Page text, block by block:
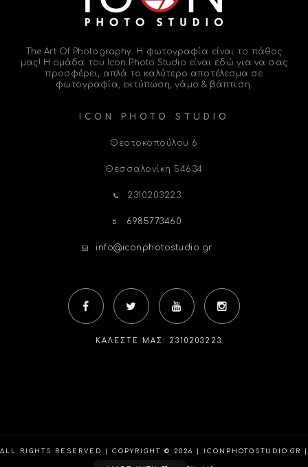
The Art Of Photography. Η φωτογραφία είναι το πάθος
μας! Η ομάδα του
Icon Photo Studio είναι εδώ για να σας
προσφέρει, απλά το καλύτερο αποτέλεσμα σε
φωτογραφία, εκτύπωση, γάμο & βάπτιση.
ICON PHOTO STUDIO
Θεοτοκοπούλου 6
Θεσσαλονίκη 54634
2310203223
6985773460
info@iconphotostudio.gr
ΚΑΛΈΣΤΕ ΜΑΣ: 2310203223
ALL RIGHTS RESERVED | COPYRIGHT © 2026 | ICONPHOTOSTUDIO.GR |